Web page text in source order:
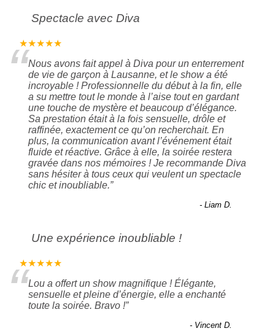
Spectacle avec Diva
★★★★★
“Nous avons fait appel à Diva pour un enterrement
de vie de garçon à Lausanne, et le show a été
incroyable ! Professionnelle du début à la fin, elle
a su mettre tout le monde à l’aise tout en gardant
une touche de mystère et beaucoup d’élégance.
Sa prestation était à la fois sensuelle, drôle et
raffinée, exactement ce qu’on recherchait. En
plus, la communication avant l’événement était
fluide et réactive. Grâce à elle, la soirée restera
gravée dans nos mémoires ! Je recommande Diva
sans hésiter à tous ceux qui veulent un spectacle
chic et inoubliable.”
- Liam D.
Une expérience inoubliable !
★★★★★
“Lou a offert un show magnifique ! Élégante,
sensuelle et pleine d’énergie, elle a enchanté
toute la soirée. Bravo !”
- Vincent D.